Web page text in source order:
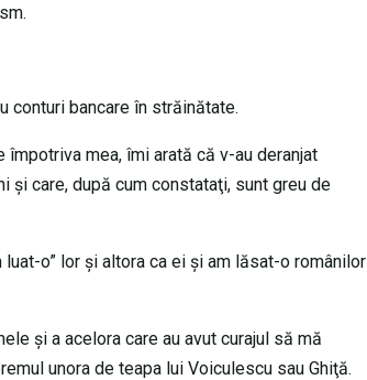
conturi bancare în străinătate.
mea, îmi arată că v-au deranjat
şi care, după cum constataţi, sunt greu de
o” lor şi altora ca ei şi am lăsat-o românilor
şi a acelora care au avut curajul să mă
unora de teapa lui Voiculescu sau Ghiţă.